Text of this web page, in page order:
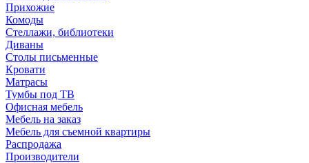
Прихожие
Комоды
Стеллажи, библиотеки
Диваны
Столы письменные
Кровати
Матрасы
Тумбы под ТВ
Офисная мебель
Мебель на заказ
Мебель для съемной квартиры
Распродажа
Производители